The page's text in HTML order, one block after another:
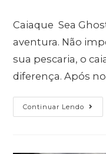
Caiaque Sea
aventura. Não
sua pescaria, o
diferença. Após
Continuar Lendo